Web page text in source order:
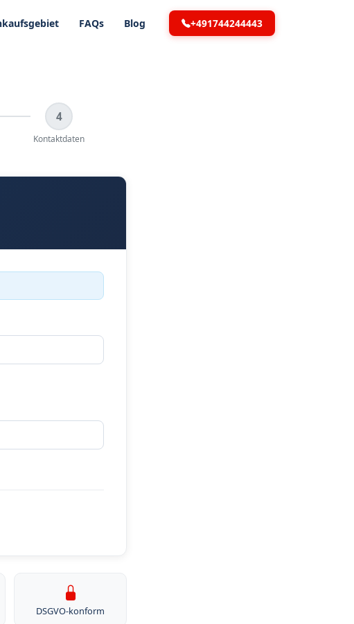
FAQs Blog +491744244443
4
Kontaktdaten
DSGVO-konform